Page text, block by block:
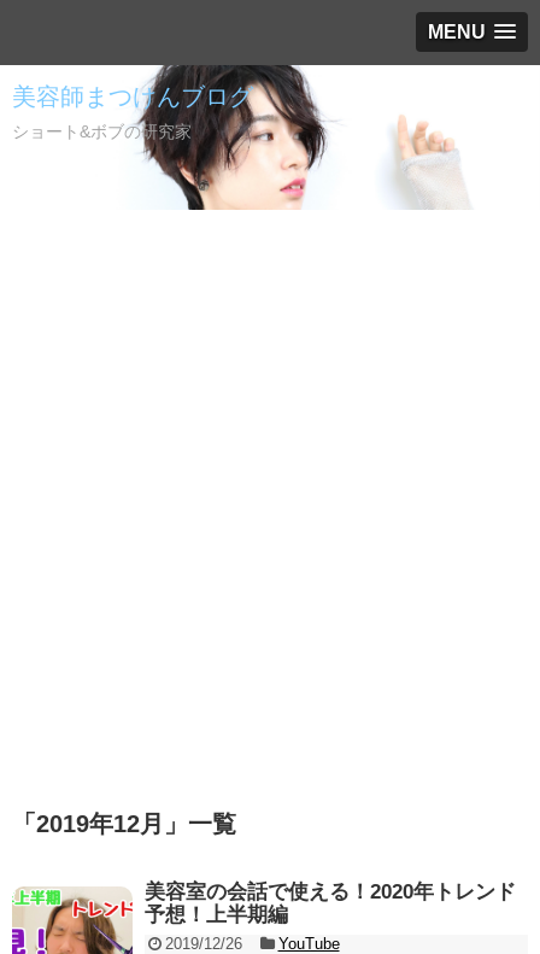
MENU
美容師まつけんブログ
ショート&ボブの研究家
「 2019年12月 」 一覧
美容室の会話で使える！2020年トレンド
予想！上半期編
2019/12/26
YouTube